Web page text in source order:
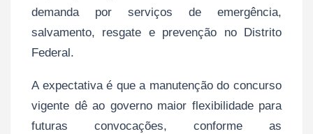
demanda por serviços de emergência,
salvamento, resgate e prevenção no Distrito
Federal.
A expectativa é que a manutenção do concurso
vigente dê ao governo maior flexibilidade para
futuras convocações, conforme as